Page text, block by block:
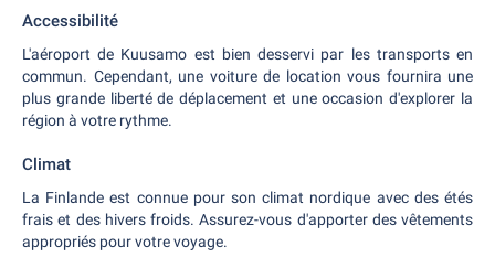
Accessibilité
L'aéroport de Kuusamo est bien desservi par les transports en
commun. Cependant, une voiture de location vous fournira une
plus grande liberté de déplacement et une occasion d'explorer la
région à votre rythme.
Climat
La Finlande est connue pour son climat nordique avec des étés
frais et des hivers froids. Assurez-vous d'apporter des vêtements
appropriés pour votre voyage.